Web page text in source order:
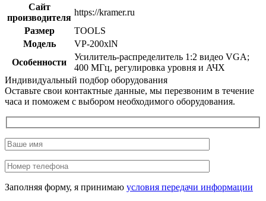
Сайт
производителя
https://kramer.ru
Размер
TOOLS
Модель
VP-200xlN
Особенности
Усилитель-распределитель 1:2 видео VGA;
400 МГц, регулировка уровня и АЧХ
Индивидуальный подбор оборудования
Оставьте свои контактные данные, мы перезвоним в течение
часа и поможем с выбором необходимого оборудования.
Заполняя форму, я принимаю условия передачи информации